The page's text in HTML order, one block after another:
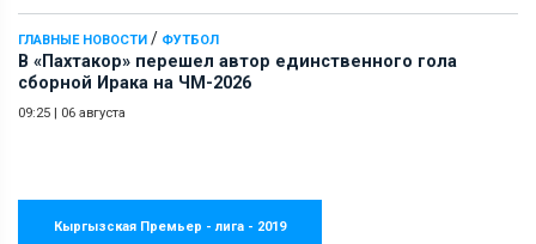
ГЛАВНЫЕ НОВОСТИ / ФУТБОЛ
В «Пахтакор» перешел автор единственного гола
сборной Ирака на ЧМ-2026
09:25 | 06 августа
Кыргызская Премьер - лига - 2019